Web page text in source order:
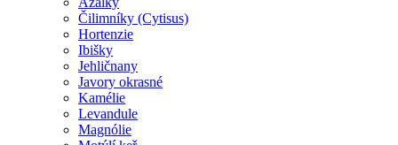
Čilimníky (Cytisus)
Hortenzie
Ibišky
Jehličnany
Javory okrasné
Kamélie
Levandule
Magnólie